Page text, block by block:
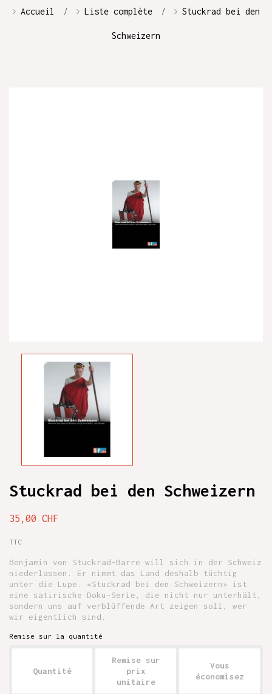
Accueil Liste complète Stuckrad bei den
Schweizern
Stuckrad bei den Schweizern
35,00 CHF
TTC
Benjamin von Stuckrad-Barre will sich in der Schweiz
niederlassen. Er nimmt das Land deshalb tüchtig
unter die Lupe. «Stuckrad bei den Schweizern» ist
eine satirische Doku-Serie, die nicht nur unterhält,
sondern uns auf verblüffende Art zeigen soll, wer
wir eigentlich sind.
Remise sur la quantité
Quantité
Remise sur
prix
unitaire
Vous
économisez